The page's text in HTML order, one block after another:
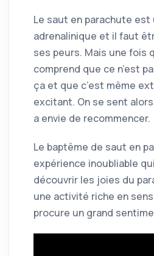
Le saut en parachute
adrenalinique et il faut
ses peurs. Mais une fois
comprend que ce n’est
ça et que c’est même
excitant. On se sent
a envie de recommencer.
Le baptême de saut en
expérience inoubliable
découvrir les joies du
une activité riche en
procure un grand